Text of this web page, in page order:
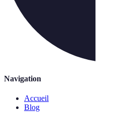
Navigation
Accueil
Blog